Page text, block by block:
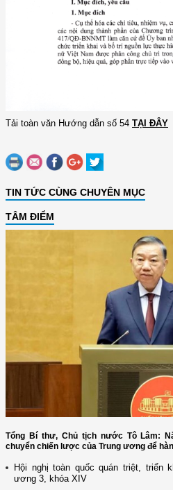
Tải toàn văn Hướng dẫn số 54 TẠI ĐÂY
TIN TỨC CÙNG CHUYÊN MỤC
TÂM ĐIỂM
Tổng Bí thư, Chủ tịch nước Tô Lâm:
chuyển chiến lược của Trung ương để
Hội nghị toàn quốc quán triệt, triển
ương 3, khóa XIV